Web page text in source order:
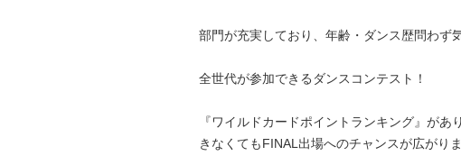
部門が充実しており、年齢・ダンス歴問わず
全世代が参加できるダンスコンテスト！
『ワイルドカードポイントランキング』があり
きなくてもFINAL出場へのチャンスが広がりま